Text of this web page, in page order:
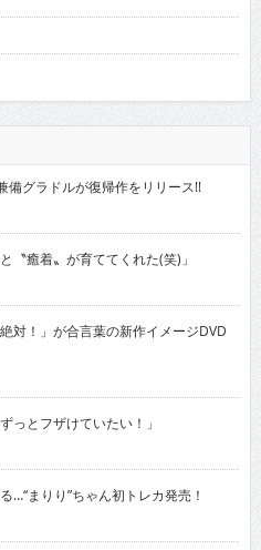
備グラドルが復帰作をリリース!!
癒着〟が育ててくれた(笑)」
！」が合言葉の新作イメージDVD
とフザけていたい！」
まりり”ちゃん初トレカ発売！